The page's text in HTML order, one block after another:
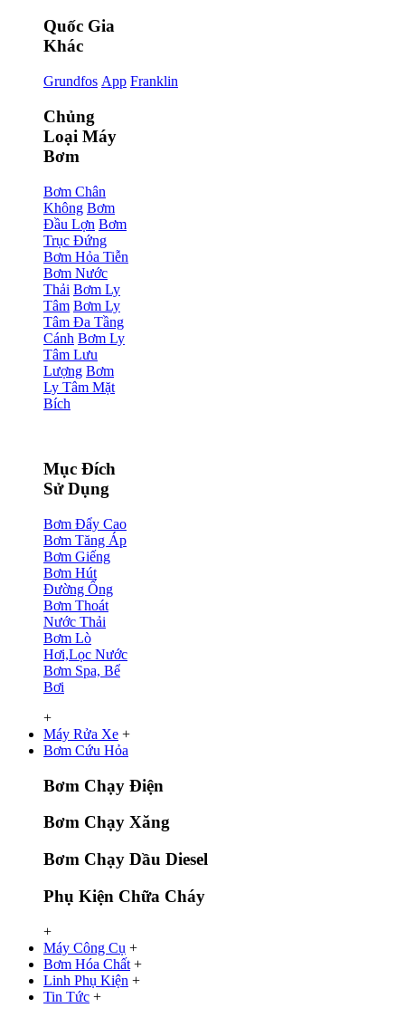
Quốc Gia
Khác
Grundfos App Franklin
Chủng
Loại Máy
Bơm
Bơm Chân
Không Bơm
Đầu Lợn Bơm
Trục Đứng
Bơm Hỏa Tiễn
Bơm Nước
Thải Bơm Ly
Tâm Bơm Ly
Tâm Đa Tầng
Cánh Bơm Ly
Tâm Lưu
Lượng Bơm
Ly Tâm Mặt
Bích
Mục Đích
Sử Dụng
Bơm Đẩy Cao
Bơm Tăng Áp
Bơm Giếng
Bơm Hút
Đường Ống
Bơm Thoát
Nước Thải
Bơm Lò
Hơi,Lọc Nước
Bơm Spa, Bể
Bơi
+
Máy Rửa Xe +
Bơm Cứu Hỏa
Bơm Chạy Điện
Bơm Chạy Xăng
Bơm Chạy Dầu Diesel
Phụ Kiện Chữa Cháy
+
Máy Công Cụ +
Bơm Hóa Chất +
Linh Phụ Kiện +
Tin Tức +